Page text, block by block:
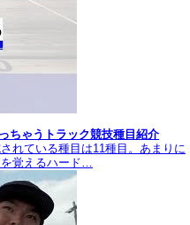
ちゃうトラック競技種目紹介
れている種目は11種目。あまりに
覚えるハード…